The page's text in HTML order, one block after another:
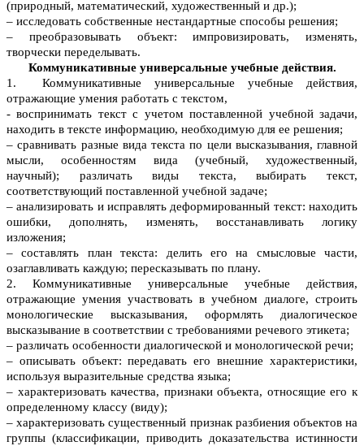
(природный, математический, художественный и др.);
– исследовать собственные нестандартные способы решения;
– преобразовывать объект: импровизировать, изменять,
творчески переделывать.
Коммуникативные универсальные учебные действия.
1. Коммуникативные универсальные учебные действия,
отражающие умения работать с текстом,
- воспринимать текст с учетом поставленной учебной задачи,
находить в тексте информацию, необходимую для ее решения;
– сравнивать разные вида текста по цели высказывания, главной
мысли, особенностям вида (учебный, художественный,
научный); различать виды текста, выбирать текст,
соответствующий поставленной учебной задаче;
– анализировать и исправлять деформированный текст: находить
ошибки, дополнять, изменять, восстанавливать логику
изложения;
– составлять план текста: делить его на смысловые части,
озаглавливать каждую; пересказывать по плану.
2. Коммуникативные универсальные учебные действия,
отражающие умения участвовать в учебном диалоге, строить
монологические высказывания, оформлять диалогическое
высказывание в соответствии с требованиями речевого этикета;
– различать особенности диалогической и монологической речи;
– описывать объект: передавать его внешние характеристики,
используя выразительные средства языка;
– характеризовать качества, признаки объекта, относящие его к
определенному классу (виду);
– характеризовать существенный признак разбиения объектов на
группы (классификации, приводить доказательства истинности